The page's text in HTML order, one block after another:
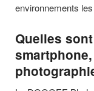
environnements
Quelles